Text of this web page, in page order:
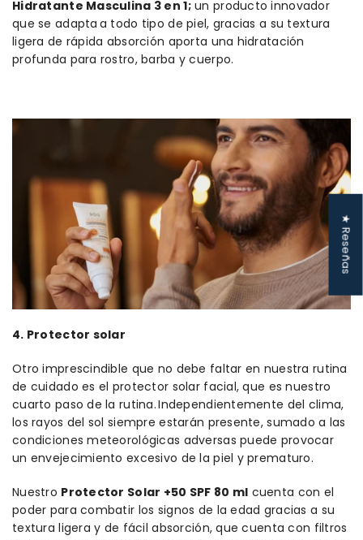
Hidratante Masculina 3 en 1;un producto innovador
que se adapta a todo tipo de piel, gracias a su textura
ligera de rápida absorción aporta una hidratación
profunda para rostro, barba y cuerpo.
4. Protector solar
Otro imprescindible que no debe faltar en nuestra rutina
de cuidado es el protector solar facial, que es nuestro
cuarto paso de la rutina. Independientemente del clima,
los rayos del sol siempre estarán presente, sumado a las
condiciones meteorológicas adversas puede provocar
un envejecimiento excesivo de la piel y prematuro.
Nuestro Protector Solar +50 SPF 80 ml cuenta con el
poder para combatir los signos de la edad gracias a su
textura ligera y de fácil absorción, que cuenta con filtros
★ Reseñas